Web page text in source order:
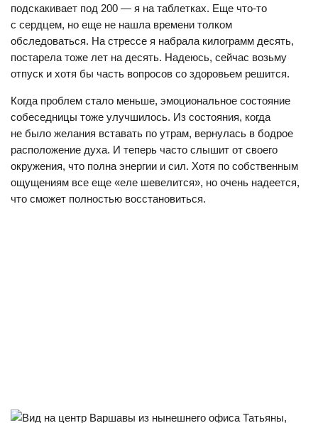
подскакивает под 200 — я на таблетках. Еще что-то
с сердцем, но еще не нашла времени толком
обследоваться. На стрессе я набрала килограмм десять,
постарела тоже лет на десять. Надеюсь, сейчас возьму
отпуск и хотя бы часть вопросов со здоровьем решится.
Когда проблем стало меньше, эмоциональное состояние
собеседницы тоже улучшилось. Из состояния, когда
не было желания вставать по утрам, вернулась в бодрое
расположение духа. И теперь часто слышит от своего
окружения, что полна энергии и сил. Хотя по собственным
ощущениям все еще «еле шевелится», но очень надеется,
что сможет полностью восстановиться.